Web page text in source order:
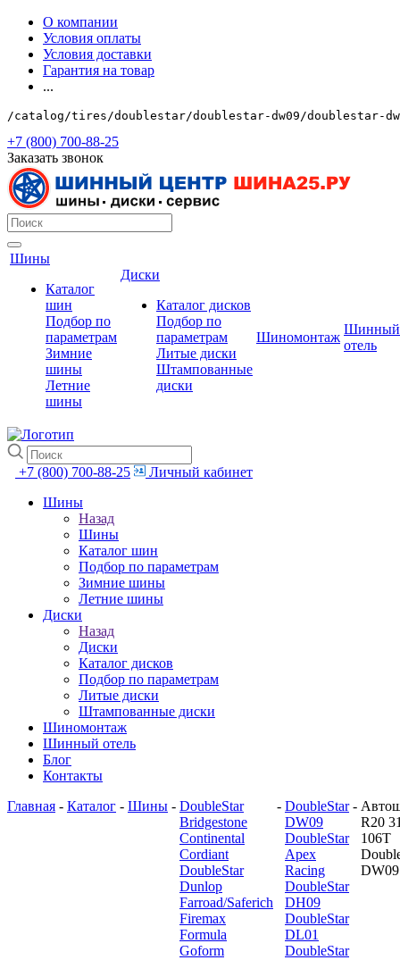
О компании
Условия оплаты
Условия доставки
Гарантия на товар
...
/catalog/tires/doublestar/doublestar-dw09/doublestar-
+7 (800) 700-88-25
Заказать звонок
Шины
Каталог
шин
Подбор по
параметрам
Зимние
шины
Летние
шины
Диски
Каталог дисков
Подбор по
параметрам
Литые диски
Штампованные
диски
Шиномонтаж
Шинный
отель
+7 (800) 700-88-25
Личный кабинет
Шины
Назад
Шины
Каталог шин
Подбор по параметрам
Зимние шины
Летние шины
Диски
Назад
Диски
Каталог дисков
Подбор по параметрам
Литые диски
Штампованные диски
Шиномонтаж
Шинный отель
Блог
Контакты
Главная - Каталог - Шины - DoubleStar
Bridgestone
Continental
Cordiant
DoubleStar
Dunlop
Farroad/Saferich
Firemax
Formula
Goform
- DoubleStar
DW09
DoubleStar
Apex
Racing
DoubleStar
DH09
DoubleStar
DL01
DoubleStar
-
R20
106T
DW09